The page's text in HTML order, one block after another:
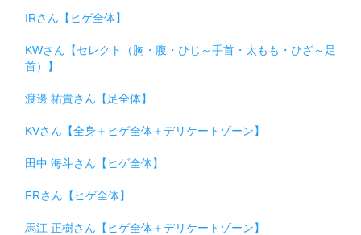
IRさん【ヒゲ全体】
KWさん【セレクト（胸・腹・ひじ～手首・太もも・ひざ～足
首）】
渡邊 祐貴さん【足全体】
KVさん【全身＋ヒゲ全体＋デリケートゾーン】
田中 海斗さん【ヒゲ全体】
FRさん【ヒゲ全体】
馬江 正樹さん【ヒゲ全体＋デリケートゾーン】